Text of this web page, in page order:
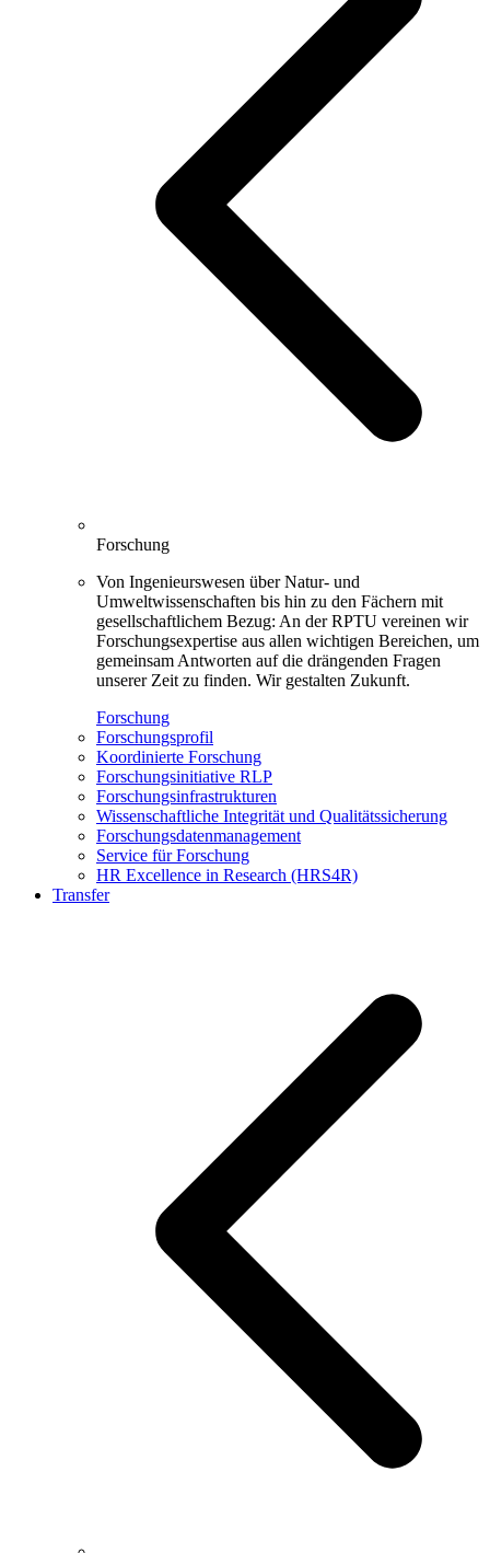
Forschung
Von Ingenieurswesen über Natur- und
Umweltwissenschaften bis hin zu den Fächern mit
gesellschaftlichem Bezug: An der RPTU vereinen wir
Forschungsexpertise aus allen wichtigen Bereichen, um
gemeinsam Antworten auf die drängenden Fragen
unserer Zeit zu finden. Wir gestalten Zukunft.
Forschung
Forschungsprofil
Koordinierte Forschung
Forschungsinitiative RLP
Forschungsinfrastrukturen
Wissenschaftliche Integrität und Qualitätssicherung
Forschungsdatenmanagement
Service für Forschung
HR Excellence in Research (HRS4R)
Transfer